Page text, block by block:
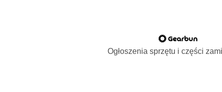
Ogłoszenia sprzętu i części